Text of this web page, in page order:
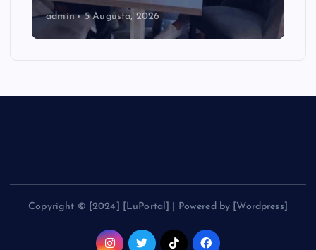
admin 5 Augusta, 2026
Copyright © [2024] [LuPortal] | Powered by [Wordpress]